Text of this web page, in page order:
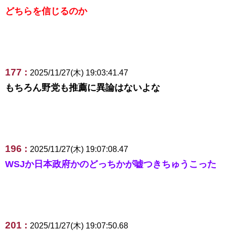
どちらを信じるのか
177 : 2025/11/27(木) 19:03:41.47
もちろん野党も推薦に異論はないよな
196 : 2025/11/27(木) 19:07:08.47
WSJか日本政府かのどっちかが嘘つきちゅうこった
201 : 2025/11/27(木) 19:07:50.68